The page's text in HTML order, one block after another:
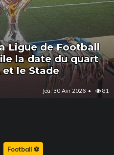
Ligue de Football
la date du quart
et le Stade
Jeu, 30 Avr 2026 81
Football ⚽️